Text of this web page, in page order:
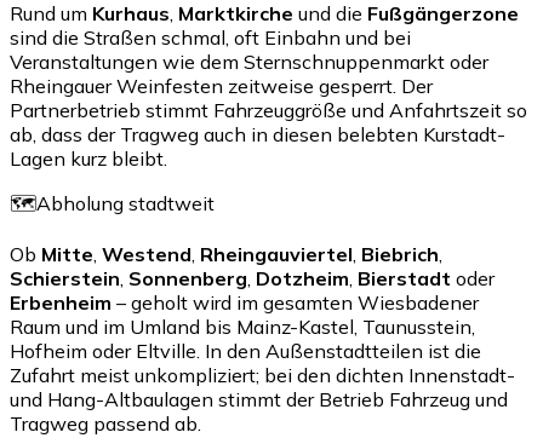
Rund um Kurhaus, Marktkirche und die Fußgängerzone
sind die Straßen schmal, oft Einbahn und bei
Veranstaltungen wie dem Sternschnuppenmarkt oder
Rheingauer Weinfesten zeitweise gesperrt. Der
Partnerbetrieb stimmt Fahrzeuggröße und Anfahrtszeit so
ab, dass der Tragweg auch in diesen belebten Kurstadt-
Lagen kurz bleibt.
🗺️Abholung stadtweit
Ob Mitte, Westend, Rheingauviertel, Biebrich,
Schierstein, Sonnenberg, Dotzheim, Bierstadt oder
Erbenheim – geholt wird im gesamten Wiesbadener
Raum und im Umland bis Mainz-Kastel, Taunusstein,
Hofheim oder Eltville. In den Außenstadtteilen ist die
Zufahrt meist unkompliziert; bei den dichten Innenstadt-
und Hang-Altbaulagen stimmt der Betrieb Fahrzeug und
Tragweg passend ab.